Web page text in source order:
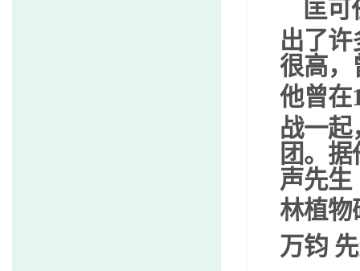
匡可
出了
很高，
他曾在
战一起
团。
声先生
林植物
万钧